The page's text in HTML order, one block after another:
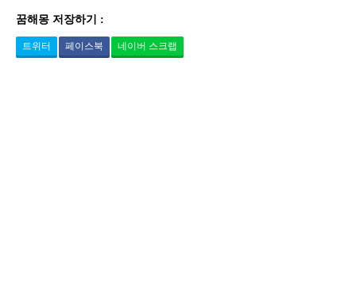
꿈해몽 저장하기 :
트위터 페이스북 네이버 스크랩